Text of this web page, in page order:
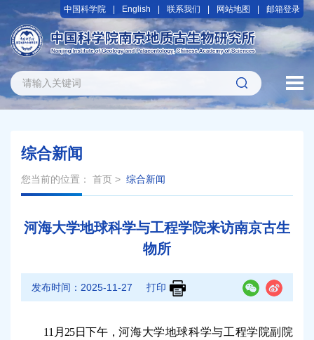
中国科学院 English 联系我们 网站地图 邮箱登录
综合新闻
您当前的位置： 首页 > 综合新闻
河海大学地球科学与工程学院来访南京古生
物所
发布时间： 2025-11-27 打印
11 月25日下午，河海大学地球科学与工程学院副院